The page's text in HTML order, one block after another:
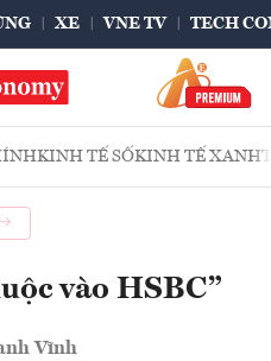
XE VNE TV TECH
KINH TẾ SỐKINH TẾ XANH
vào HSBC”
Vĩnh